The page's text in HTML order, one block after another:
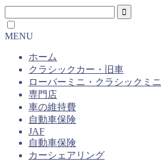
MENU
ホーム
クラシックカー・旧車
ローバーミニ・クラシックミニ
専門店
車の維持費
自動車保険
JAF
自動車保険
カーシェアリング